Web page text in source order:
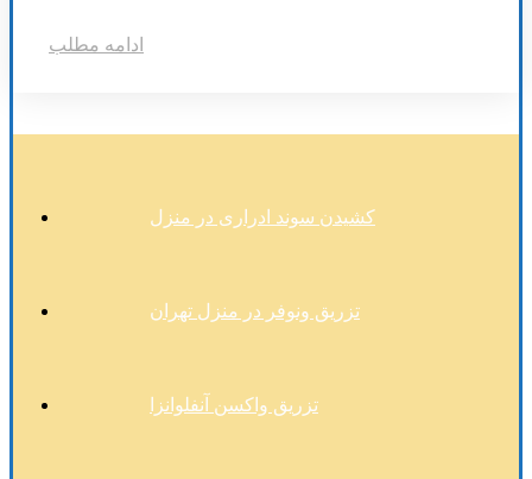
ادامه مطلب
کشیدن سوند ادراری در منزل
تزریق ونوفر در منزل تهران
تزریق واکسن آنفلوانزا